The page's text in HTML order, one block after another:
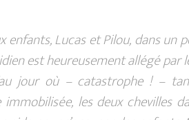
enfants, Lucas et Pilou, dans
est heureusement allégé par
jour où – catastrophe ! –
les deux chevilles